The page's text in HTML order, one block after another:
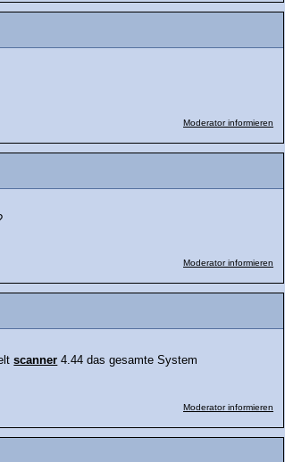
Moderator informieren
Moderator informieren
scanner 4.44 das gesamte System
Moderator informieren